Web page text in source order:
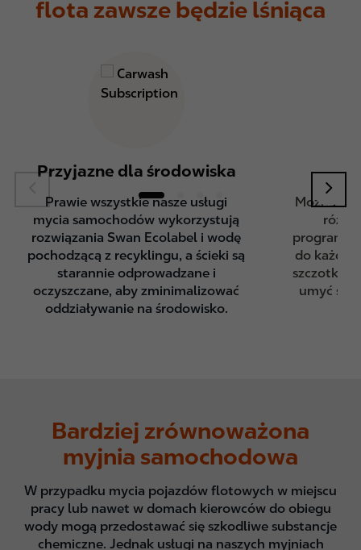
flota zawsze będzie lśniąca
Przyjazne dla środowiska
Prawie wszystkie nasze usługi
mycia samochodów wykorzystują
rozwiązania Swan Ecolabel i wodę
pochodzącą z recyklingu, a ścieki są
starannie odprowadzane i
oczyszczane, aby zminimalizować
oddziaływanie na środowisko.
Można
do każdej
umyć
Bardziej zrównoważona
myjnia samochodowa
W przypadku mycia pojazdów flotowych w miejscu
pracy lub nawet w domach kierowców do obiegu
wody mogą przedostawać się szkodliwe substancje
chemiczne. Jednak usługi na naszych myjniach